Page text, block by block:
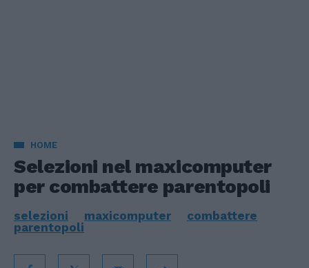
HOME
Selezioni nel maxicomputer
per combattere parentopoli
selezioni maxicomputer
combattere
parentopoli